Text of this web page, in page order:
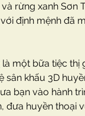
rừng xanh Sơn
định mệnh đã
là một bữa tiệc thị
khấu 3D
bạn vào hành
đưa huyền thoại